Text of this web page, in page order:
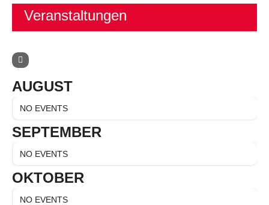
Veranstaltungen
AUGUST
NO EVENTS
SEPTEMBER
NO EVENTS
OKTOBER
NO EVENTS